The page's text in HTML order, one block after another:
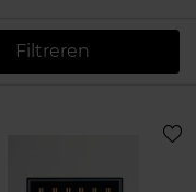
Filtreren